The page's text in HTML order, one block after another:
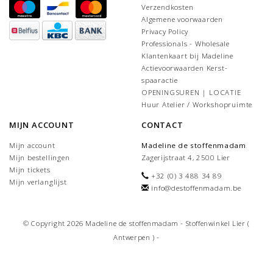
Verzendkosten
Algemene voorwaarden
Privacy Policy
Professionals - Wholesale
Klantenkaart bij Madeline
Actievoorwaarden Kerst-
spaaractie
OPENINGSUREN | LOCATIE
Huur Atelier / Workshopruimte
MIJN ACCOUNT
Mijn account
Mijn bestellingen
Mijn tickets
Mijn verlanglijst
CONTACT
Madeline de stoffenmadam
Zagerijstraat 4, 2500 Lier
+32 (0) 3 488 34 89
info@destoffenmadam.be
© Copyright 2026 Madeline de stoffenmadam - Stoffenwinkel Lier (
Antwerpen ) -